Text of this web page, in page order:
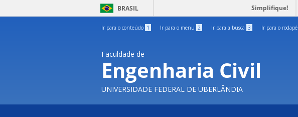
BRASIL Simplifique!
Ir para o conteúdo 1 Ir para o menu 2 Ir para a busca 3 Ir para o rodapé
Faculdade de
Engenharia Civil
UNIVERSIDADE FEDERAL DE UBERLÂNDIA